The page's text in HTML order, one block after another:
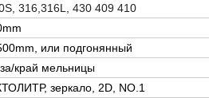
316,316L, 430 409 410
или подгонянный
край мельницы
зеркало, 2D, NO.1